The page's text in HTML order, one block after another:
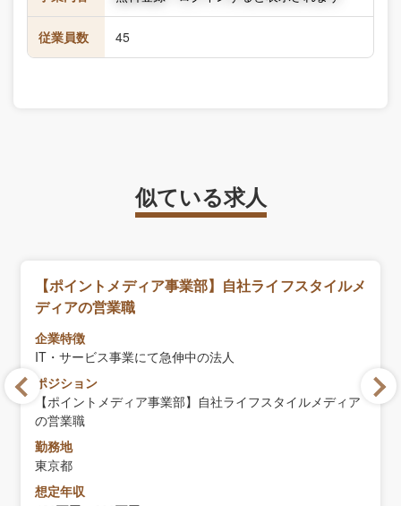
従業員数 45
似ている求人
【ポイントメディア事業部】自社ライフスタイルメ
ディアの営業職
企業特徴
IT・サービス事業にて急伸中の法人
ポジション
【ポイントメディア事業部】自社ライフスタイルメディア
の営業職
勤務地
東京都
想定年収